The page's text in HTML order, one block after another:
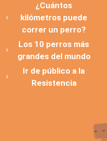
¿Cuántos
kilómetros puede
correr un perro?
Los 10 perros más
grandes del mundo
Ir de público a la
Resistencia